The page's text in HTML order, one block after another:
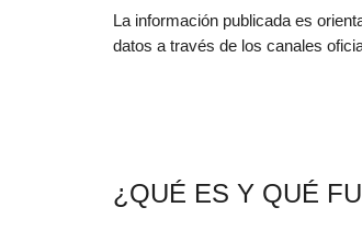
La información publicada es
datos a través de los canales
¿QUÉ ES Y QUÉ